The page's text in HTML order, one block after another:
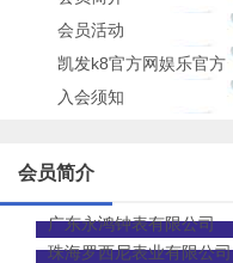
会员活动
凯发k8官方网娱乐官方
的公告
入会须知
会员简介
广东永鸿钟表有限公司
珠海罗西尼表业有限公司